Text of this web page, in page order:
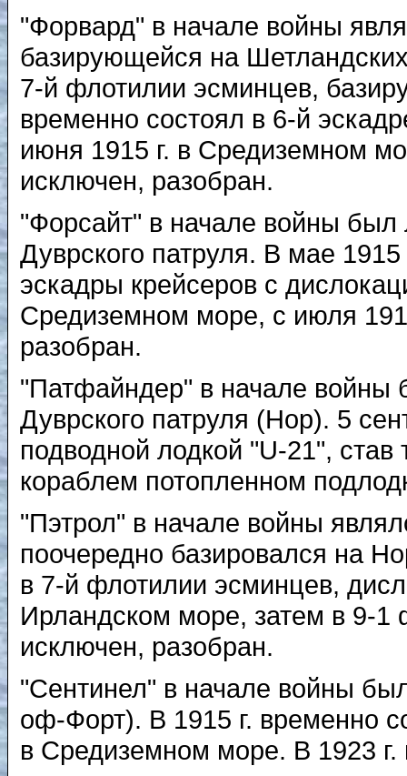
"Форвард" в начале войны
базирующейся на
7-й флотилии эсминцев,
временно состоял в 6-й
июня 1915 г. в Средиземном
исключен, разобран.
"Форсайт" в начале войны
Дуврского патруля. В мае
эскадры крейсеров с
Средиземном море, с июля
разобран.
"Патфайндер" в начале
Дуврского патруля (Нор). 5
подводной лодкой "U-21",
кораблем потопленном
"Пэтрол" в начале войны
поочередно базировался на
в 7-й флотилии эсминцев,
Ирландском море, затем в 9-1
исключен, разобран.
"Сентинел" в начале войны
оф-Форт). В 1915 г. временно
в Средиземном море. В 1923